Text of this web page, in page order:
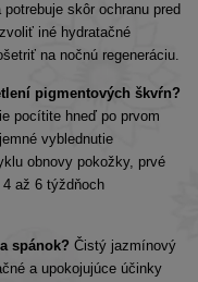
skôr ochranu pred
iné hydratačné
na nočnú regeneráciu.
pigmentových škvŕn?
pocítite hneď po prvom
vyblednutie
obnovy pokožky, prvé
až 6 týždňoch
spánok? Čistý jazmínový
a upokojujúce účinky